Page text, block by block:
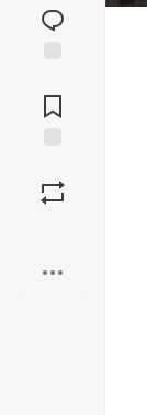
reaction
Comments